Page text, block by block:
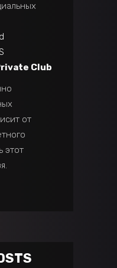
Club
от
этот